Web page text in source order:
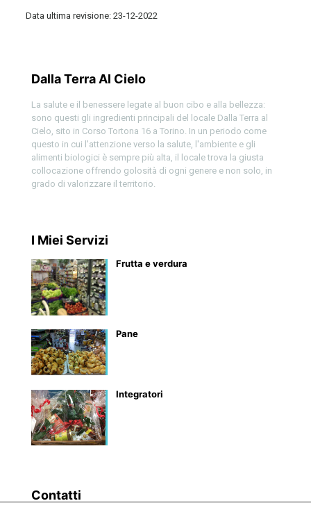
Data ultima revisione: 23-12-2022
Dalla Terra Al Cielo
La salute e il benessere legate al buon cibo e alla bellezza:
sono questi gli ingredienti principali del locale Dalla Terra al
Cielo, sito in Corso Tortona 16 a Torino. In un periodo come
questo in cui l'attenzione verso la salute, l'ambiente e gli
alimenti biologici è sempre più alta, il locale trova la giusta
collocazione offrendo golosità di ogni genere e non solo, in
grado di valorizzare il territorio.
I Miei Servizi
Frutta e verdura
Pane
Integratori
Contatti